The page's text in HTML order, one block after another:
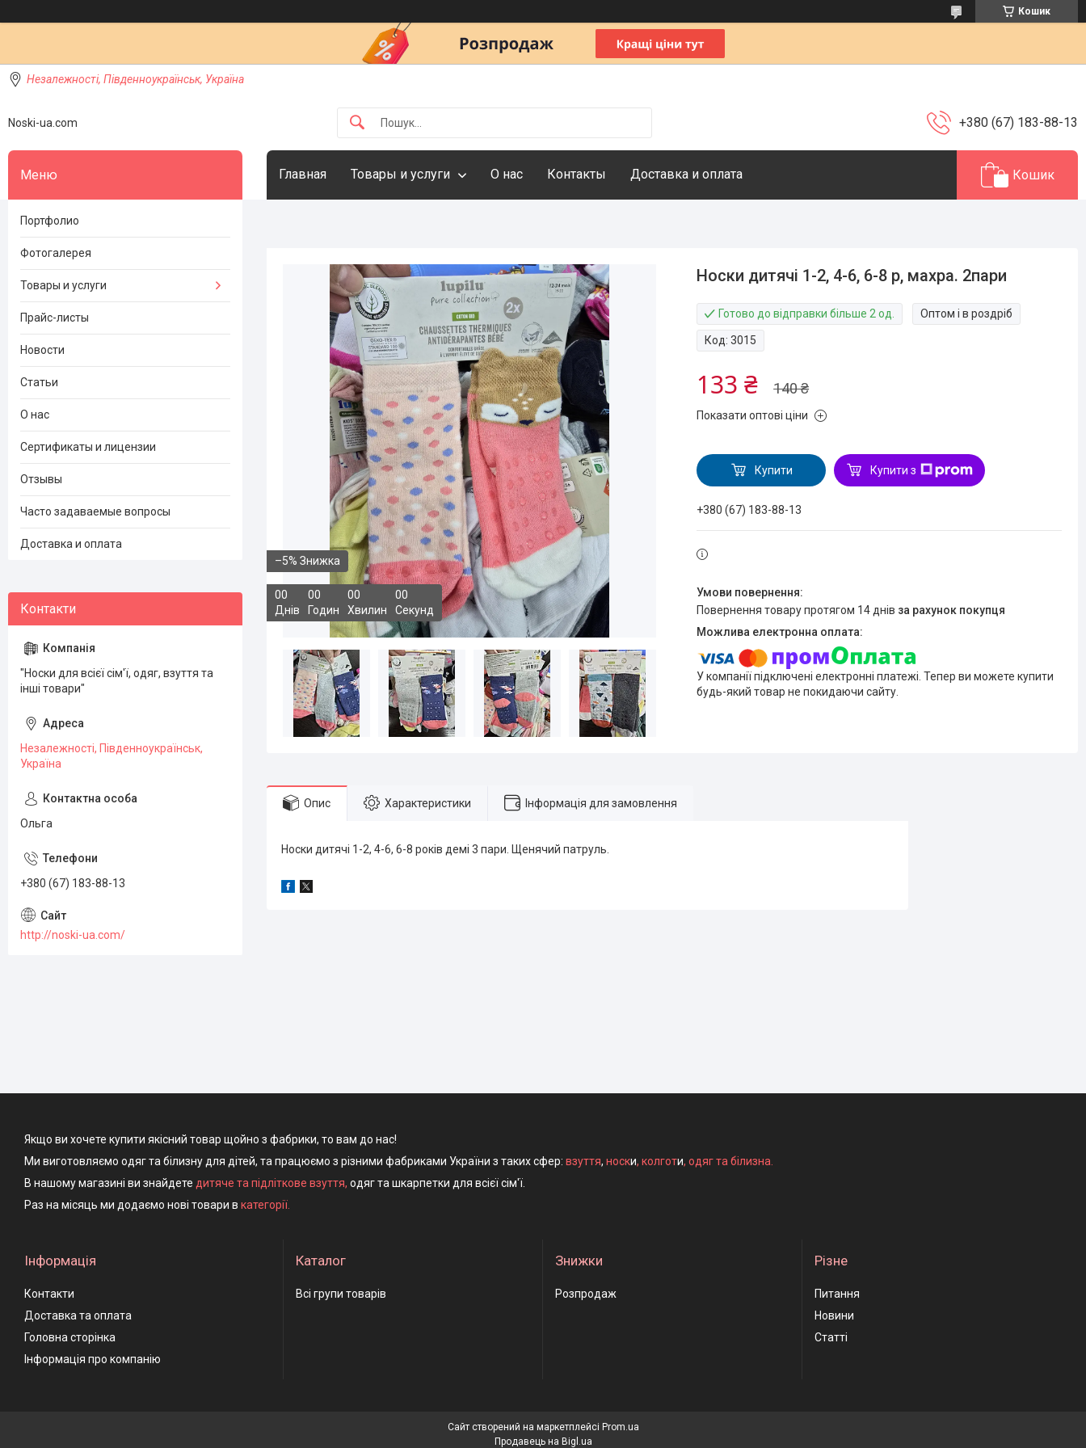
Кошик
Незалежності, Південноукраїнськ, Україна
Noski-ua.com +380 (67) 183-88-13
Главная Товары и услуги О нас Контакты Доставка и оплата Кошик
–5%
00
Днів
00
Годин
00
Хвилин
00
Секунд
Носки дитячі 1-2, 4-6, 6-8 р, махра. 2пари
Готово до відправки більше 2 од. Оптом і в роздріб
Код:3015
140 ₴
133 ₴
Показати оптові ціни
Купити Купити з
+380 (67) 183-88-13
повернення товару протягом 14 днів за рахунок покупця
У компанії підключені електронні платежі. Тепер ви можете купити
будь-який товар не покидаючи сайту.
Опис Характеристики Інформація для замовлення
Носки дитячі 1-2, 4-6, 6-8 років демі 3 пари. Щенячий патруль.
Портфолио
Фотогалерея
Товары и услуги
Прайс-листы
Новости
Статьи
О нас
Сертификаты и лицензии
Отзывы
Часто задаваемые вопросы
Доставка и оплата
"Носки для всієї сім'ї, одяг, взуття та
інші товари"
Незалежності, Південноукраїнськ,
Україна
Ольга
+380 (67) 183-88-13
http://noski-ua.com/
Якщо ви хочете купити якісний товар щойно з фабрики, то вам до нас!
Ми виготовляємо одяг та білизну для дітей, та працюємо з різними фабриками України з таких сфер: взуття, носки, колготи, одяг та білизна.
В нашому магазині ви знайдете дитяче та підліткове взуття, одяг та шкарпетки для всієї сім'ї.
Раз на місяць ми додаємо нові товари в категорії.
Інформація
Контакти
Доставка та оплата
Головна сторінка
Інформація про компанію
Каталог
Всі групи товарів
Знижки
Розпродаж
Різне
Питання
Новини
Статті
Сайт створений на маркетплейсі Prom.ua
Продавець на Bigl.ua